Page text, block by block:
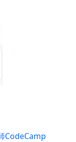
CodeCamp